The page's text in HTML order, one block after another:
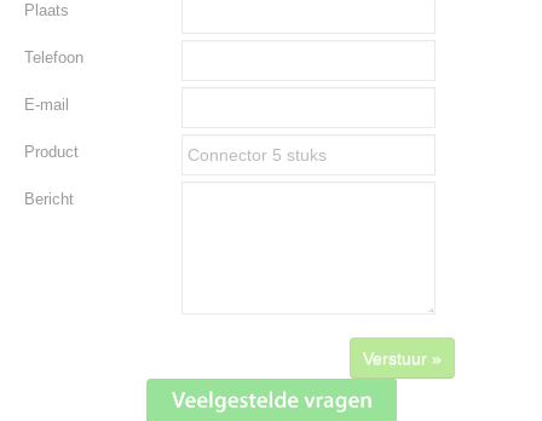
Plaats
Telefoon
E-mail
Product
Bericht
Verstuur »